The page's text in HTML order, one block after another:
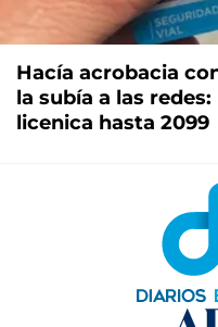
Hacía acrobacia
la subía a las
licenica hasta 2099